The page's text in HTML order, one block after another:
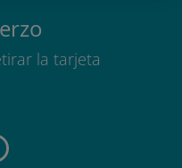
la tarjeta